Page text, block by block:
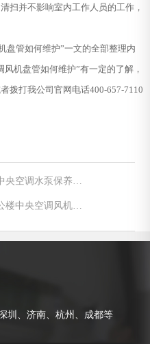
扫并不影响室内工作人员的工作，
盘管如何维护”一文的全部整理内
机盘管如何维护”有一定的了解，
拨打我公司官网电话400-657-7110
央空调水泵保养维
中央空调风机盘
圳、济南、杭州、成都等